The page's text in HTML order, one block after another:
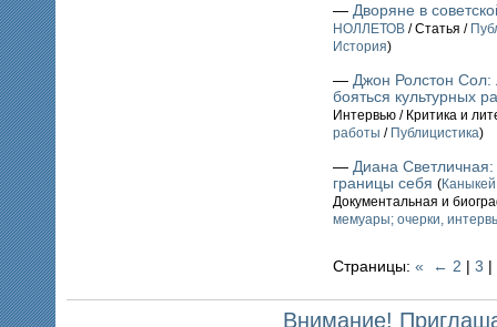
— Дворяне в
НОЛЛЕТОВ / Статья /
История)
— Джон Ролстон Сол:
бояться культурных
Интервью / Критика и
работы / Публицистика)
— Диана Светличная:
границы себя (
Документальная и
мемуары; очерки,
Страницы: « ← 2 | 3 |
Внимание!